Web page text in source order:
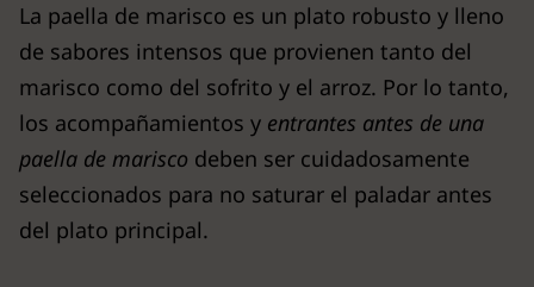
La paella de marisco es un plato robusto y lleno
de sabores intensos que provienen tanto del
marisco como del sofrito y el arroz. Por lo tanto,
los acompañamientos y entrantes antes de una
paella de marisco deben ser cuidadosamente
seleccionados para no saturar el paladar antes
del plato principal.